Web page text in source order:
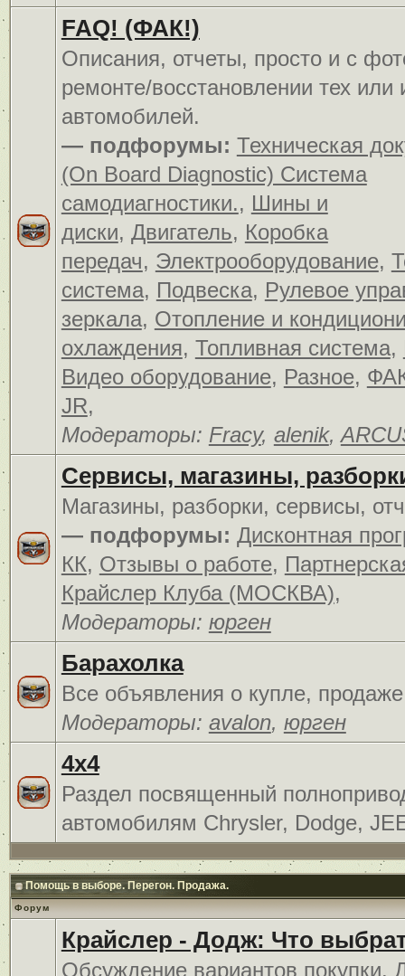
FAQ! (ФАК!)
Описания, отчеты, просто и c
ремонте/восстановлении тех или
автомобилей.
— подфорумы: Техническая
(On Board Diagnostic) Система
самодиагностики., Шины и
диски, Двигатель, Коробка
передач, Электрооборудование,
система, Подвеска, Рулевое
зеркала, Отопление и
охлаждения, Топливная система,
Видео оборудование, Разное,
JR,
Модераторы: Fracy, alenik,
Сервисы, магазины,
Магазины, разборки, сервисы,
— подфорумы: Дисконтная
КК, Отзывы о работе,
Крайслер Клуба (МОСКВА),
Модераторы: юрген
Барахолка
Все объявления о купле,
Модераторы: avalon, юрген
4x4
Раздел посвященный
автомобилям Chrysler, Dodge,
Помощь в выборе. Перегон. Продажа.
Форум
Крайслер - Додж: Что
Обсуждение вариантов покупки.